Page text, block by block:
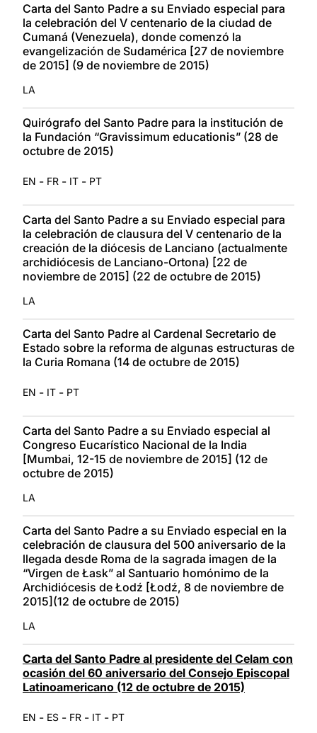
Carta del Santo Padre a su Enviado especial para
la celebración del V centenario de la ciudad de
Cumaná (Venezuela), donde comenzó la
evangelización de Sudamérica [27 de noviembre
de 2015] (9 de noviembre de 2015)
LA
Quirógrafo del Santo Padre para la institución de
la Fundación “Gravissimum educationis” (28 de
octubre de 2015)
EN - FR - IT - PT
Carta del Santo Padre a su Enviado especial para
la celebración de clausura del V centenario de la
creación de la diócesis de Lanciano (actualmente
archidiócesis de Lanciano-Ortona) [22 de
noviembre de 2015] (22 de octubre de 2015)
LA
Carta del Santo Padre al Cardenal Secretario de
Estado sobre la reforma de algunas estructuras de
la Curia Romana (14 de octubre de 2015)
EN - IT - PT
Carta del Santo Padre a su Enviado especial al
Congreso Eucarístico Nacional de la India
[Mumbai, 12-15 de noviembre de 2015] (12 de
octubre de 2015)
LA
Carta del Santo Padre a su Enviado especial en la
celebración de clausura del 500 aniversario de la
llegada desde Roma de la sagrada imagen de la
“Virgen de Łask” al Santuario homónimo de la
Archidiócesis de Łodź [Łodź, 8 de noviembre de
2015](12 de octubre de 2015)
LA
Carta del Santo Padre al presidente del Celam con
ocasión del 60 aniversario del Consejo Episcopal
Latinoamericano (12 de octubre de 2015)
EN - ES - FR - IT - PT